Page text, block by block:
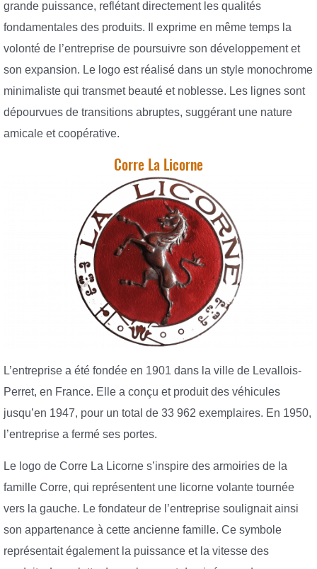
grande puissance, reflétant directement les qualités
fondamentales des produits. Il exprime en même temps la
volonté de l’entreprise de poursuivre son développement et
son expansion. Le logo est réalisé dans un style monochrome
minimaliste qui transmet beauté et noblesse. Les lignes sont
dépourvues de transitions abruptes, suggérant une nature
amicale et coopérative.
Corre La Licorne
L’entreprise a été fondée en 1901 dans la ville de Levallois-
Perret, en France. Elle a conçu et produit des véhicules
jusqu’en 1947, pour un total de 33 962 exemplaires. En 1950,
l’entreprise a fermé ses portes.
Le logo de Corre La Licorne s’inspire des armoiries de la
famille Corre, qui représentent une licorne volante tournée
vers la gauche. Le fondateur de l’entreprise soulignait ainsi
son appartenance à cette ancienne famille. Ce symbole
représentait également la puissance et la vitesse des